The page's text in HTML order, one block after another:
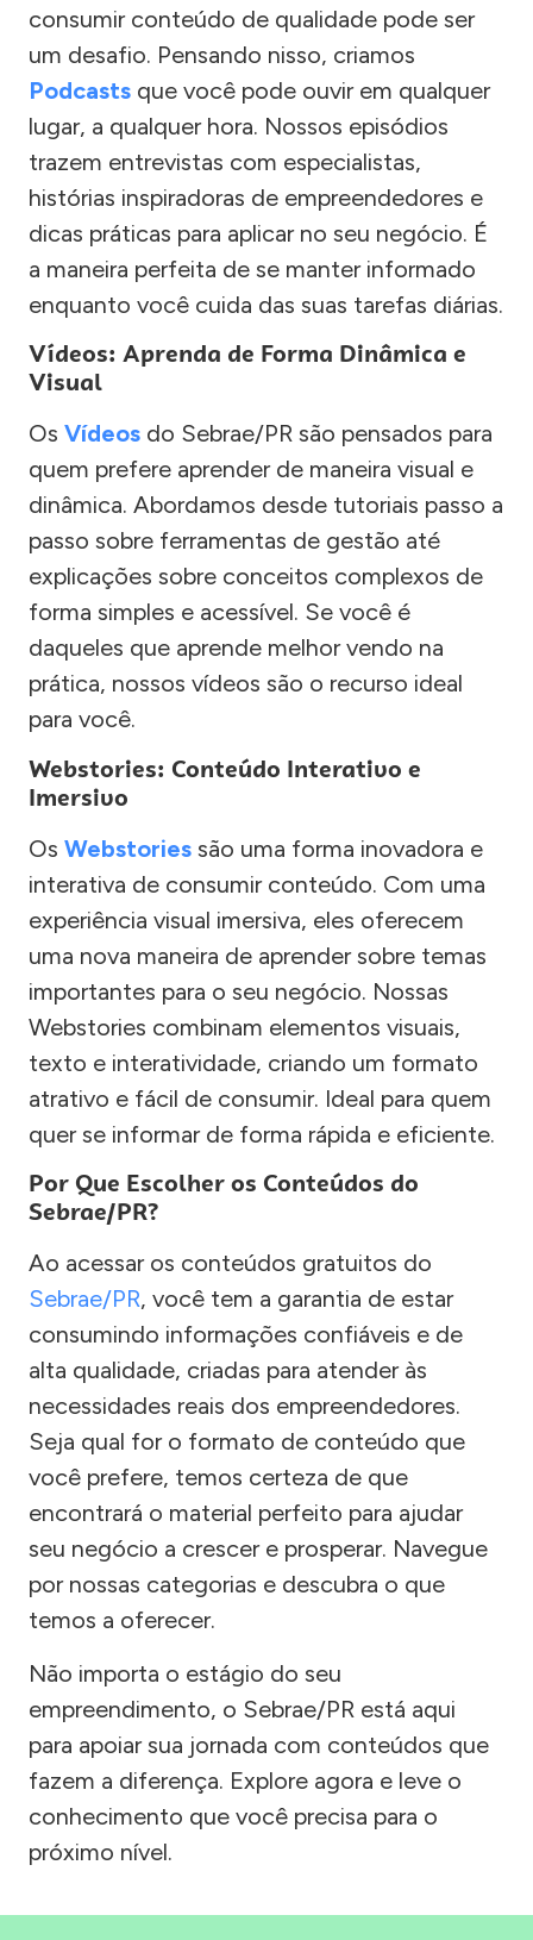
consumir conteúdo de qualidade pode ser
um desafio. Pensando nisso, criamos
Podcasts que você pode ouvir em qualquer
lugar, a qualquer hora. Nossos episódios
trazem entrevistas com especialistas,
histórias inspiradoras de empreendedores e
dicas práticas para aplicar no seu negócio. É
a maneira perfeita de se manter informado
enquanto você cuida das suas tarefas diárias.
Vídeos: Aprenda de Forma Dinâmica e
Visual
Os Vídeos do Sebrae/PR são pensados para
quem prefere aprender de maneira visual e
dinâmica. Abordamos desde tutoriais passo a
passo sobre ferramentas de gestão até
explicações sobre conceitos complexos de
forma simples e acessível. Se você é
daqueles que aprende melhor vendo na
prática, nossos vídeos são o recurso ideal
para você.
Webstories: Conteúdo Interativo e
Imersivo
Os Webstories são uma forma inovadora e
interativa de consumir conteúdo. Com uma
experiência visual imersiva, eles oferecem
uma nova maneira de aprender sobre temas
importantes para o seu negócio. Nossas
Webstories combinam elementos visuais,
texto e interatividade, criando um formato
atrativo e fácil de consumir. Ideal para quem
quer se informar de forma rápida e eficiente.
Por Que Escolher os Conteúdos do
Sebrae/PR?
Ao acessar os conteúdos gratuitos do
Sebrae/PR, você tem a garantia de estar
consumindo informações confiáveis e de
alta qualidade, criadas para atender às
necessidades reais dos empreendedores.
Seja qual for o formato de conteúdo que
você prefere, temos certeza de que
encontrará o material perfeito para ajudar
seu negócio a crescer e prosperar. Navegue
por nossas categorias e descubra o que
temos a oferecer.
Não importa o estágio do seu
empreendimento, o Sebrae/PR está aqui
para apoiar sua jornada com conteúdos que
fazem a diferença. Explore agora e leve o
conhecimento que você precisa para o
próximo nível.